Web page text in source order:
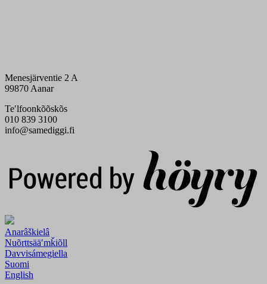
Menesjärventie 2 A
99870 Aanar
Teʹlfoonkõõskõs
010 839 3100
info@samediggi.fi
Anarâškielâ
Nuõrttsääʹmǩiõll
Davvisámegiella
Suomi
English